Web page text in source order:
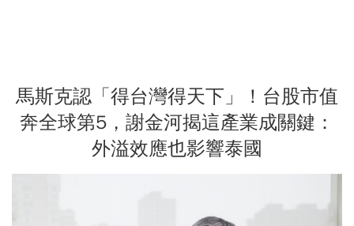
馬斯克認「得台灣得天下」！台股市值
奔全球第5，謝金河揭這產業成關鍵：
外溢效應也影響泰國